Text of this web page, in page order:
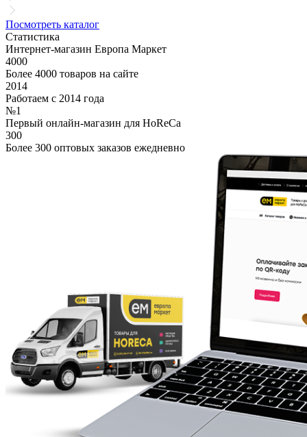
Посмотреть каталог
Статистика
Интернет-магазин Европа Маркет
4000
Более 4000 товаров на сайте
2014
Работаем с 2014 года
№1
Первый онлайн-магазин для HoReCa
300
Более 300 оптовых заказов ежедневно